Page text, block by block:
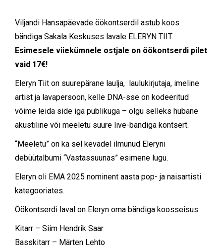
Viljandi Hansapäevade öökontserdil astub koos
bändiga Sakala Keskuses lavale ELERYN TIIT.
Esimesele viiekümnele ostjale on öökontserdi pilet
vaid 17€!
Eleryn Tiit on suurepärane laulja, laulukirjutaja, imeline
artist ja lavapersoon, kelle DNA-sse on kodeeritud
võime leida side iga publikuga – olgu selleks hubane
akustiline või meeletu suure live-bändiga kontsert.
“Meeletu” on ka sel kevadel ilmunud Eleryni
debüütalbumi “Vastassuunas” esimene lugu.
Eleryn oli EMA 2025 nominent aasta pop- ja naisartisti
kategooriates.
Öökontserdi laval on Eleryn oma bändiga koosseisus:
Kitarr – Siim Hendrik Saar
Basskitarr – Märten Lehto